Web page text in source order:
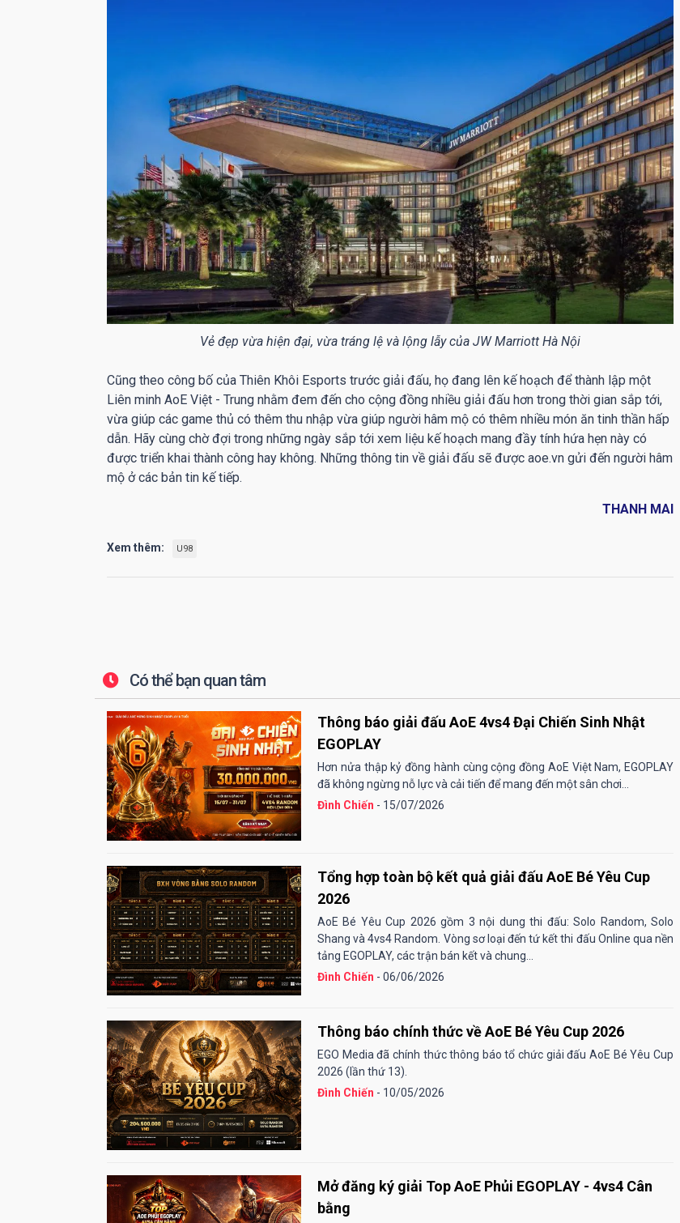
Vẻ đẹp vừa hiện đại, vừa tráng lệ và lộng lẫy của JW Marriott Hà Nội
Cũng theo công bố của Thiên Khôi Esports trước giải đấu, họ đang lên kế hoạch để thành lập một
Liên minh AoE Việt - Trung nhằm đem đến cho cộng đồng nhiều giải đấu hơn trong thời gian sắp tới,
vừa giúp các game thủ có thêm thu nhập vừa giúp người hâm mộ có thêm nhiều món ăn tinh thần hấp
dẫn. Hãy cùng chờ đợi trong những ngày sắp tới xem liệu kế hoạch mang đầy tính hứa hẹn này có
được triển khai thành công hay không. Những thông tin về giải đấu sẽ được aoe.vn gửi đến người hâm
mộ ở các bản tin kế tiếp.
THANH MAI
Xem thêm: U98
Có thể bạn quan tâm
Thông báo giải đấu AoE 4vs4 Đại Chiến Sinh Nhật
EGOPLAY
Hơn nửa thập kỷ đồng hành cùng cộng đồng AoE Việt Nam, EGOPLAY
đã không ngừng nỗ lực và cải tiến để mang đến một sân chơi...
Đình Chiến - 15/07/2026
Tổng hợp toàn bộ kết quả giải đấu AoE Bé Yêu Cup
2026
AoE Bé Yêu Cup 2026 gồm 3 nội dung thi đấu: Solo Random, Solo
Shang và 4vs4 Random. Vòng sơ loại đến tứ kết thi đấu Online qua nền
tảng EGOPLAY, các trận bán kết và chung...
Đình Chiến - 06/06/2026
Thông báo chính thức về AoE Bé Yêu Cup 2026
EGO Media đã chính thức thông báo tổ chức giải đấu AoE Bé Yêu Cup
2026 (lần thứ 13).
Đình Chiến - 10/05/2026
Mở đăng ký giải Top AoE Phủi EGOPLAY - 4vs4 Cân
bằng